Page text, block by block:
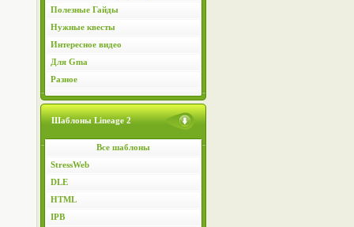
Полезные Гайды
Нужные квесты
Интересное видео
Для Gma
Разное
Шаблоны Lineage 2
Все шаблоны
StressWeb
DLE
HTML
IPB